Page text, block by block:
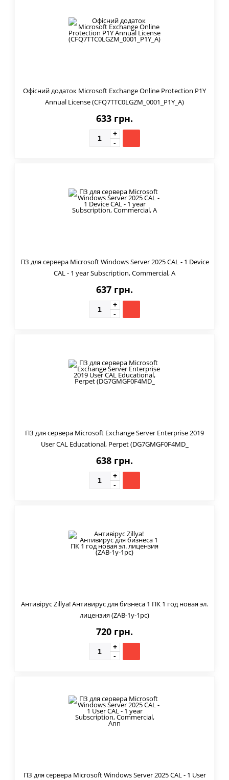
Офісний додаток Microsoft Exchange Online Protection P1Y
Annual License (CFQ7TTC0LGZM_0001_P1Y_A)
633 грн.
ПЗ для сервера Microsoft Windows Server 2025 CAL - 1 Device
CAL - 1 year Subscription, Commercial, A
637 грн.
ПЗ для сервера Microsoft Exchange Server Enterprise 2019
User CAL Educational, Perpet (DG7GMGF0F4MD_
638 грн.
Антивірус Zillya! Антивирус для бизнеса 1 ПК 1 год новая эл.
лицензия (ZAB-1y-1pc)
720 грн.
ПЗ для сервера Microsoft Windows Server 2025 CAL - 1 User